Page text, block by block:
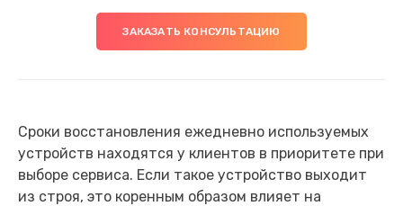
ЗАКАЗАТЬ КОНСУЛЬТАЦИЮ
Сроки восстановления ежедневно используемых
устройств находятся у клиентов в приоритете при
выборе сервиса. Если такое устройство выходит
из строя, это коренным образом влияет на